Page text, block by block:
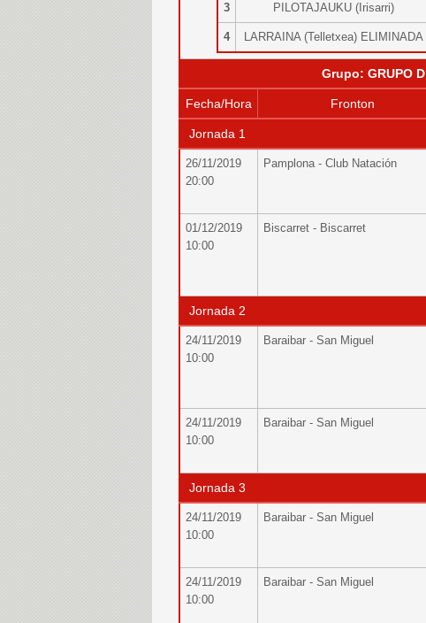
3 PILOTAJAUKU (Irisarri)
4 LARRAINA (Telletxea) ELIMINADA
Grupo: GRUPO D
Fecha/Hora Fronton
Jornada 1
26/11/2019
20:00
Pamplona - Club Natación
01/12/2019
10:00
Biscarret - Biscarret
Jornada 2
24/11/2019
10:00
Baraibar - San Miguel
24/11/2019
10:00
Baraibar - San Miguel
Jornada 3
24/11/2019
10:00
Baraibar - San Miguel
24/11/2019
10:00
Baraibar - San Miguel